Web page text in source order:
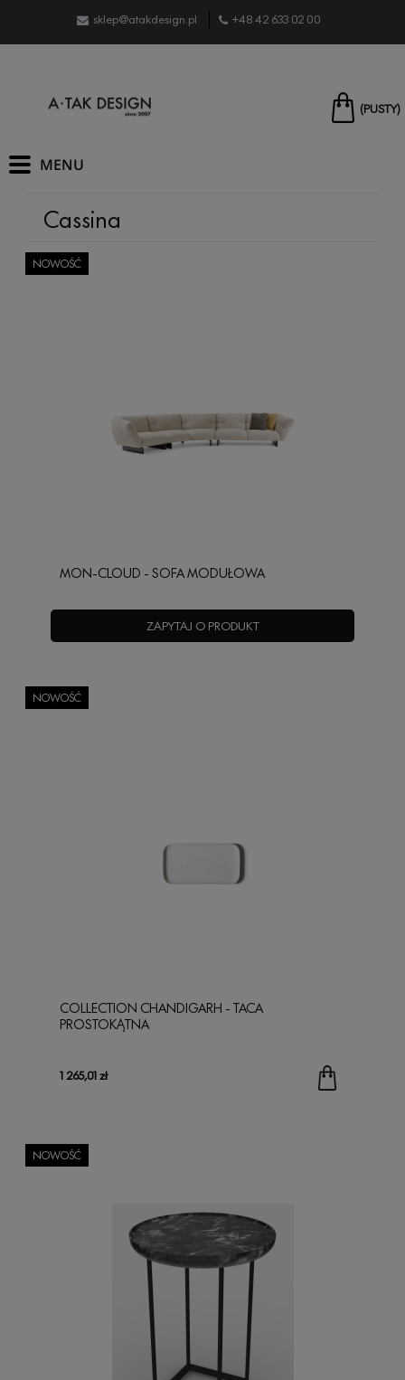
sklep@atakdesign.pl +48 42 633 02 00
(PUSTY)
Cassina
MON-CLOUD - SOFA MODUŁOWA
ZAPYTAJ O PRODUKT
NOWOŚĆ
COLLECTION CHANDIGARH - TACA
PROSTOKĄTNA
1 265,01 zł
NOWOŚĆ
NOWOŚĆ